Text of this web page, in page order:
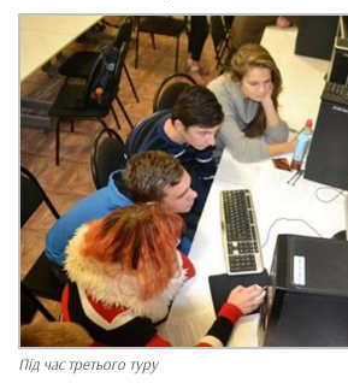
Під час третього туру